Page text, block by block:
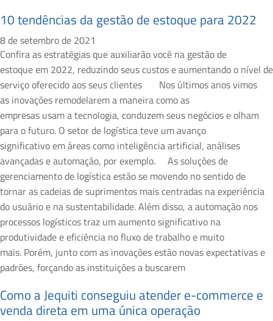
10 tendências da gestão de estoque para 2022
8 de setembro de 2021
Confira as estratégias que auxiliarão você na gestão de
estoque em 2022, reduzindo seus custos e aumentando o nível de
serviço oferecido aos seus clientes Nos últimos anos vimos
as inovações remodelarem a maneira como as
empresas usam a tecnologia, conduzem seus negócios e olham
para o futuro. O setor de logística teve um avanço
significativo em áreas como inteligência artificial, análises
avançadas e automação, por exemplo. As soluções de
gerenciamento de logística estão se movendo no sentido de
tornar as cadeias de suprimentos mais centradas na experiência
do usuário e na sustentabilidade. Além disso, a automação nos
processos logísticos traz um aumento significativo na
produtividade e eficiência no fluxo de trabalho e muito
mais. Porém, junto com as inovações estão novas expectativas e
padrões, forçando as instituições a buscarem
Como a Jequiti conseguiu atender e-commerce e
venda direta em uma única operação